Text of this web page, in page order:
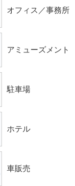
オフィス／事務所
アミューズメント
駐車場
ホテル
車販売